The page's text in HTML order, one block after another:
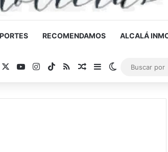
RECOMENDAMOS ALCALÁ
YouTubeInstagram
TikTokRSSNoticia al azar
Barra lateral
Switch skin